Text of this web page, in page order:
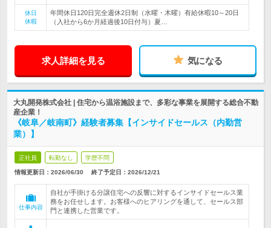
休日
休暇
年間休日120日完全週休2日制（水曜・木曜）有給休暇10～20日
（入社から6か月経過後10日付与）夏…
求人詳細を見る 気になる
大丸開発株式会社 | 住宅から温浴施設まで、多彩な事業を展開する総合不動
産企業！
《岐阜／岐南町》経験者募集【インサイドセールス（内勤営
業）】
正社員 転勤なし 学歴不問
情報更新日：2026/06/30 終了予定日： 2026/12/21
仕事内容
自社が手掛ける分譲住宅への反響に対するインサイドセールス業
務をお任せします。お客様へのヒアリングを通して、セールス部
門と連携した営業です。